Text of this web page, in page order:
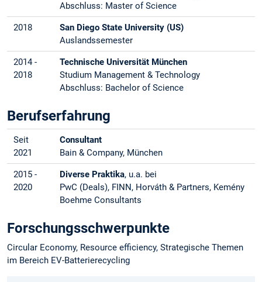
Abschluss: Master of Science
2018
San Diego State University (US)
Auslandssemester
2014 -
2018
Technische Universität München
Studium Management & Technology
Abschluss: Bachelor of Science
Berufserfahrung
Seit
2021
Consultant
Bain & Company, München
2015 -
2020
Diverse Praktika, u.a. bei
PwC (Deals), FINN, Horváth & Partners, Kemény
Boehme Consultants
Forschungsschwerpunkte
Circular Economy, Resource efficiency, Strategische Themen
im Bereich EV-Batterierecycling